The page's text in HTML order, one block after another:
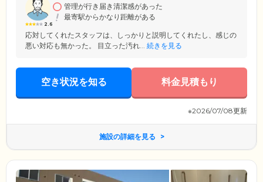
ます。
2.6
管理が行き届き清潔感があった
最寄駅からかなり距離がある
応対してくれたスタッフは、しっかりと説明してくれたし、感じの
悪い対応も無かった。 目立った汚れ... 続きを見る
空き状況を知る 料金見積もり
※2026/07/08更新
施設の詳細を見る